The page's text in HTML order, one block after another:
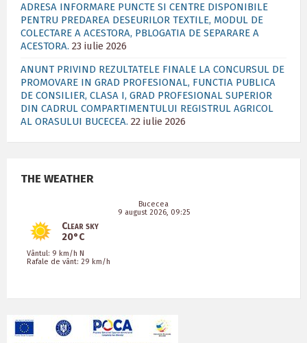
ADRESA INFORMARE PUNCTE SI CENTRE DISPONIBILE
PENTRU PREDAREA DESEURILOR TEXTILE, MODUL DE
COLECTARE A ACESTORA, PBLOGATIA DE SEPARARE A
ACESTORA. 23 iulie 2026
ANUNT PRIVIND REZULTATELE FINALE LA CONCURSUL DE
PROMOVARE IN GRAD PROFESIONAL, FUNCTIA PUBLICA
DE CONSILIER, CLASA I, GRAD PROFESIONAL SUPERIOR
DIN CADRUL COMPARTIMENTULUI REGISTRUL AGRICOL
AL ORASULUI BUCECEA. 22 iulie 2026
THE WEATHER
Bucecea
9 august 2026, 09:25
Clear sky
20°C
Vântul: 9 km/h N
Rafale de vânt: 29 km/h